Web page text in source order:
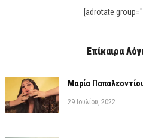
[adrotate
Επίκαιρα
Μαρία
29 Ιουλίου, 2022